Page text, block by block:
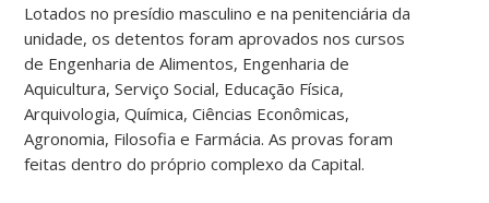
Lotados no presídio masculino e na penitenciária da
unidade, os detentos foram aprovados nos cursos
de Engenharia de Alimentos, Engenharia de
Aquicultura, Serviço Social, Educação Física,
Arquivologia, Química, Ciências Econômicas,
Agronomia, Filosofia e Farmácia. As provas foram
feitas dentro do próprio complexo da Capital.